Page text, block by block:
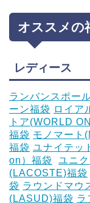
オススメの
レディース
ランバンスポー
ーン福袋 ロイア
トア(WORLD
福袋 モノマート
福袋 ユナイテッ
on）福袋
ユニ
(LACOSTE)福袋
袋 ラウンドマウ
(LASUD)福袋 ラ